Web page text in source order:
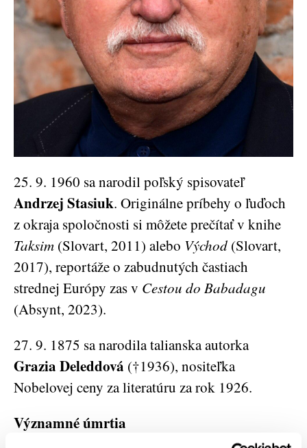
25. 9. 1960 sa narodil poľský spisovateľ
Andrzej Stasiuk. Originálne príbehy o ľuďoch
z okraja spoločnosti si môžete prečítať v knihe
Taksim (Slovart, 2011) alebo Východ (Slovart,
2017), reportáže o zabudnutých častiach
strednej Európy zas v Cestou do Babadagu
(Absynt, 2023).
27. 9. 1875 sa narodila talianska autorka
Grazia Deleddová (†1936), nositeľka
Nobelovej ceny za literatúru za rok 1926.
Významné úmrtia